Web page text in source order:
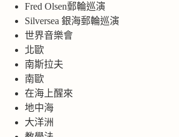
Fred Olsen郵輪巡演
Silversea 銀海郵輪巡演
世界音樂會
北歐
南斯拉夫
南歐
在海上醒來
地中海
大洋洲